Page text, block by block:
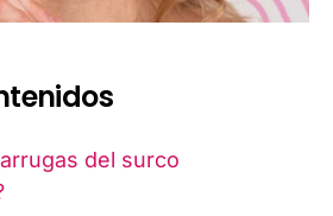
del surco